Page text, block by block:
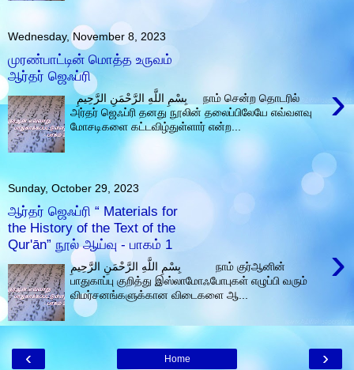
Wednesday, November 8, 2023
முரண்பாட்டின் மொத்த உருவம்
ஆர்தர் ஜெஃப்ரி
›
அர்தர் ஜெஃப்ரி தனது நூலின் தலைப்பிலேயே எவ்வளவு
மோசடிகளை கட்டவிழ்துள்ளார் என்ற...
Sunday, October 29, 2023
ஆர்தர் ஜெஃப்ரி “ Materials for
the History of the Text of the
Qur'ān” நூல் ஆய்வு - பாகம் 1
›
بِسْمِ اللَّهِ الرَّحْمَنِ الرَّحِيمِ நாம் குர்ஆனின்
பாதுகாப்பு குறித்து இஸ்லாமோஃபோபுகள் எழுப்பி வரும்
விமர்சனங்களுக்கான விடைகளை ஆ...
‹ ›
Home